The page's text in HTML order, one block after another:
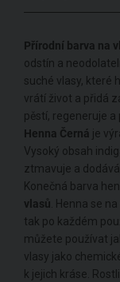
Přírodní barva na
odstín a
suché vlasy, které
vrátí život a přidá
pěstí, regeneruje a
Henna Černá je
Vysoký obsah
ztmavuje a
Konečná barva
vlasů. Henna se
tak po každém
můžete používat
vlasy jako
k jejich kráse.